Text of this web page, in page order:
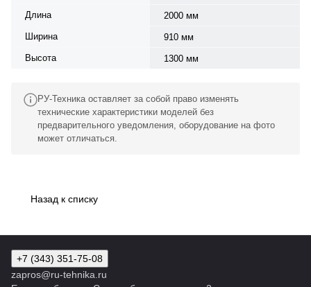
Длина
2000 мм
Ширина
910 мм
Высота
1300 мм
РУ-Техника оставляет за собой право изменять
технические характеристики моделей без
предварительного уведомления, оборудование на фото
может отличаться.
Назад к списку
+7 (343) 351-75-08
zapros@ru-tehnika.ru